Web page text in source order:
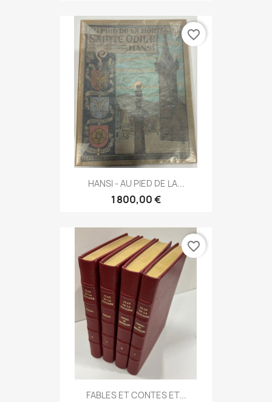
HANSI - AU PIED DE LA...
1 800,00 €
favorite_border
FABLES ET CONTES ET...
favorite_border